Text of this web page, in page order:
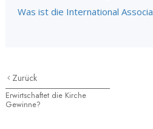
Was ist die International
Zurück
Erwirtschaftet die Kirche
Gewinne?